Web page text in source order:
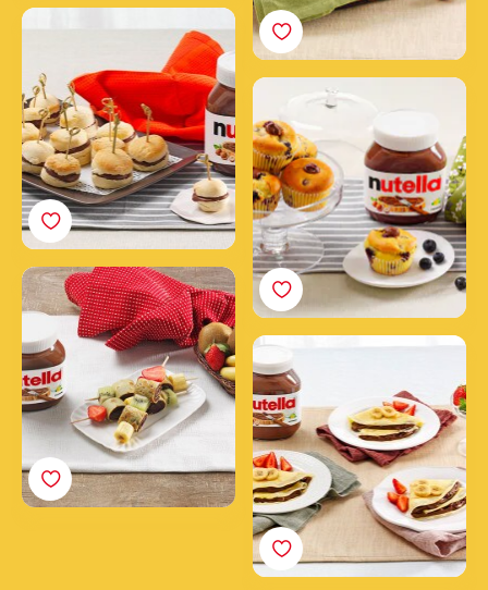
Magdalenas con
Nutella® y arándanos
Brochetas de crepes de
Nutella®
Crepes de Nutella® y